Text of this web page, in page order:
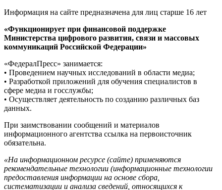
Информация на сайте предназначена для лиц старше 16 лет
«Функционирует при финансовой поддержке
Министерства цифрового развития, связи и массовых
коммуникаций Российской Федерации»
«ФедералПресс» занимается:
• Проведением научных исследований в области медиа;
• Разработкой приложений для обучения специалистов в
сфере медиа и госслужбы;
• Осуществляет деятельность по созданию различных баз
данных.
При заимствовании сообщений и материалов
информационного агентства ссылка на первоисточник
обязательна.
«На информационном ресурсе (сайте) применяются
рекомендательные технологии (информационные технологии
предоставления информации на основе сбора,
систематизации и анализа сведений, относящихся к